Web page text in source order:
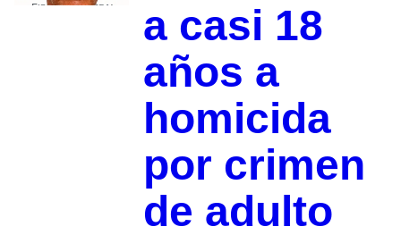
a casi 18
años a
homicida
por crimen
de adulto